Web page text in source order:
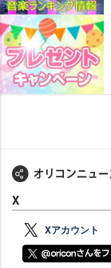
X
Xアカウント